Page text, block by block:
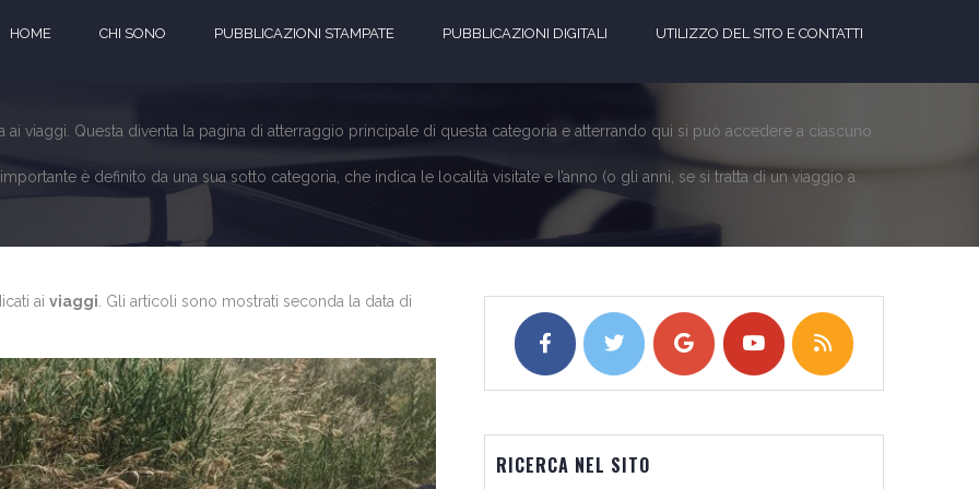
HOME CHI SONO PUBBLICAZIONI STAMPATE PUBBLICAZIONI DIGITALI UTILIZZO DEL SITO E CONTATTI
viaggi. Questa diventa la pagina di atterraggio principale di questa categoria e atterrando qui si può accedere a ciascuno
è definito da una sua sotto categoria, che indica le località visitate e l’anno (o gli anni, se si tratta di un viaggio a
ai viaggi . Gli articoli sono mostrati seconda la data di
RICERCA NEL SITO